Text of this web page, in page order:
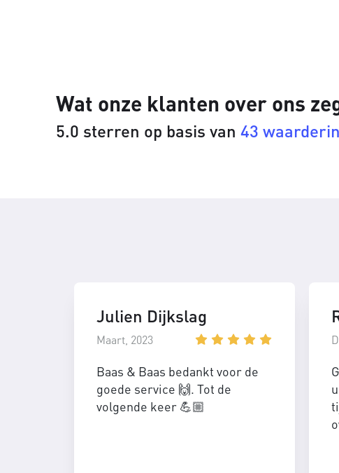
Wat onze klanten over ons
5.0 sterren op basis van 43
Julien Dijkslag
Maart, 2023
Baas & Baas bedankt voor de
goede service 🙌. Tot de
volgende keer 💪🏼